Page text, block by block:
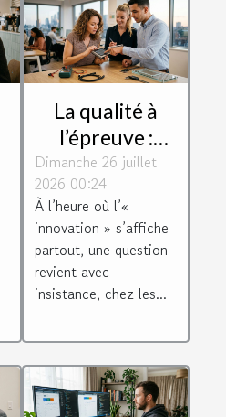
La qualité à
l’épreuve :
comment
l’innovation
redéfinit-elle
nos exigences ?
Dimanche 26 juillet
2026 00:24
À l’heure où l’«
innovation » s’affiche
partout, une question
revient avec
insistance, chez les...